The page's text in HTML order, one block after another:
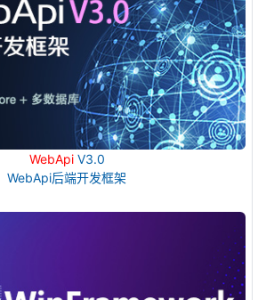
WebApiV3.0
WebApi后端开发框架